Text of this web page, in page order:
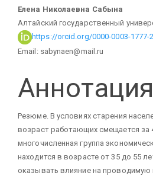
Основное
статьи
Елена Николаевна Сабына
Алтайский государственный
https://orcid.org/0000-0003-1777-
Email: sabynaen@mail.ru
Аннотация
Резюме. В условиях старения
возраст работающих смещается за
многочисленная группа
находится в возрасте от 35 до 55
оказывать влияние на проводимую